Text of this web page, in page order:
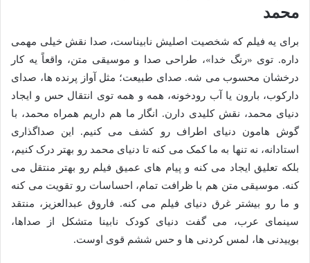
محمد
برای یه فیلم که شخصیت اصلیش نابیناست، صدا نقش خیلی مهمی
داره. توی «رنگ خدا»، طراحی صدا و موسیقی متن، واقعاً یه کار
درخشان محسوب می شه. صدای طبیعت؛ مثل آواز پرنده ها، صدای
دارکوب، بارون یا آب رودخونه، همه و همه توی انتقال حس و ایجاد
دنیای محمد، نقش کلیدی دارن. انگار ما هم داریم همراه محمد، با
گوش هامون دنیای اطراف رو کشف می کنیم. این صداگذاری
استادانه، نه تنها به ما کمک می کنه تا دنیای محمد رو بهتر درک کنیم،
بلکه تعلیق ایجاد می کنه و پیام های عمیق فیلم رو بهتر منتقل می
کنه. موسیقی متن هم با ظرافت تمام، احساسات رو تقویت می کنه
و ما رو بیشتر غرق دنیای فیلم می کنه. فاروق عبدالعزیز، منتقد
سینمای عرب، می گفت دنیای کودک نابینا متشکل از صداها،
بوییدنی ها، لمس کردنی ها و حس ششم قوی اوست.